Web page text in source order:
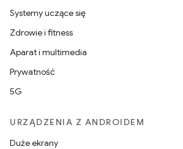
Systemy uczące się
Zdrowie i fitness
Aparat i multimedia
Prywatność
5G
URZĄDZENIA Z ANDROIDEM
Duże ekrany